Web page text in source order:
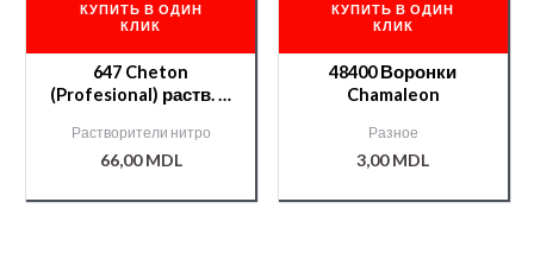
КУПИТЬ В ОДИН
КЛИК
647 Cheton
(Profesional) раств. —
Растворители нитро
66,00MDL
КУПИТЬ В ОДИН
КЛИК
48400 Воронки
Chamaleon
Разное
3,00MDL